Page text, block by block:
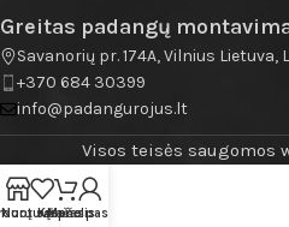
Greitas padangų
Savanorių pr. 174A, Vilnius Lietuva,
+370 684 30399
info@padangurojus.lt
Visos teisės saugomos
Norų sąrašas
Krepšelis
Mano paskyra